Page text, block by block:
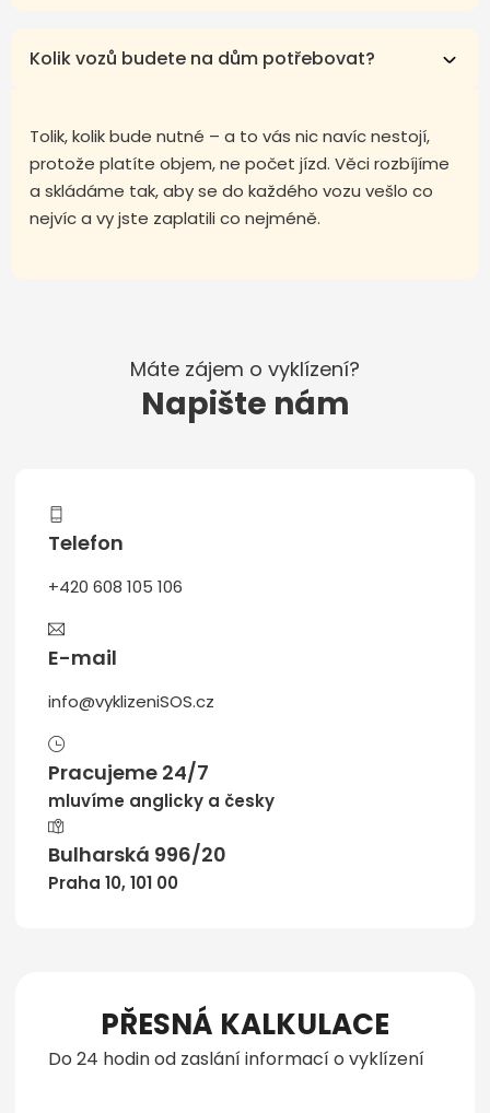
Kolik vozů budete na dům potřebovat?
Tolik, kolik bude nutné – a to vás nic navíc nestojí,
protože platíte objem, ne počet jízd. Věci rozbíjíme
a skládáme tak, aby se do každého vozu vešlo co
nejvíc a vy jste zaplatili co nejméně.
Máte zájem o vyklízení?
Napište nám
Telefon
+420 608 105 106
E-mail
info@vyklizeniSOS.cz
Pracujeme 24/7
mluvíme anglicky a česky
Bulharská 996/20
Praha 10, 101 00
PŘESNÁ KALKULACE
Do 24 hodin od zaslání informací o vyklízení